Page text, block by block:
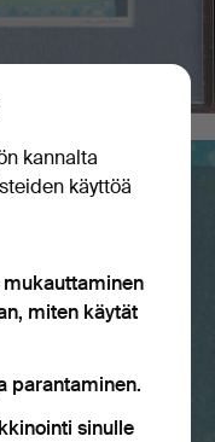
kannalta
käyttöä
miten käytät
parantaminen.
sinulle